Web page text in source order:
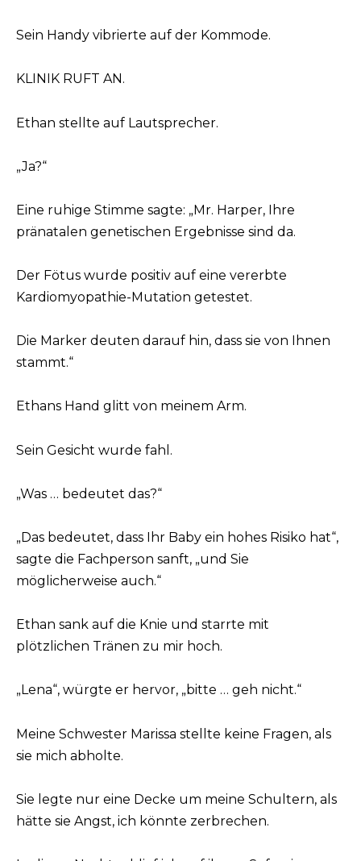
Sein Handy vibrierte auf der Kommode.
KLINIK RUFT AN.
Ethan stellte auf Lautsprecher.
„Ja?“
Eine ruhige Stimme sagte: „Mr. Harper, Ihre
pränatalen genetischen Ergebnisse sind da.
Der Fötus wurde positiv auf eine vererbte
Kardiomyopathie-Mutation getestet.
Die Marker deuten darauf hin, dass sie von Ihnen
stammt.“
Ethans Hand glitt von meinem Arm.
Sein Gesicht wurde fahl.
„Was … bedeutet das?“
„Das bedeutet, dass Ihr Baby ein hohes Risiko hat“,
sagte die Fachperson sanft, „und Sie
möglicherweise auch.“
Ethan sank auf die Knie und starrte mit
plötzlichen Tränen zu mir hoch.
„Lena“, würgte er hervor, „bitte … geh nicht.“
Meine Schwester Marissa stellte keine Fragen, als
sie mich abholte.
Sie legte nur eine Decke um meine Schultern, als
hätte sie Angst, ich könnte zerbrechen.